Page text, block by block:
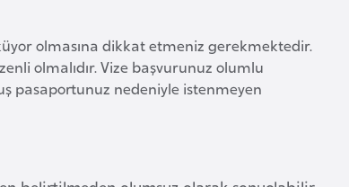
olmasına dikkat etmeniz gerekmektedir.
olmalıdır. Vize başvurunuz olumlu
pasaportunuz nedeniyle istenmeyen